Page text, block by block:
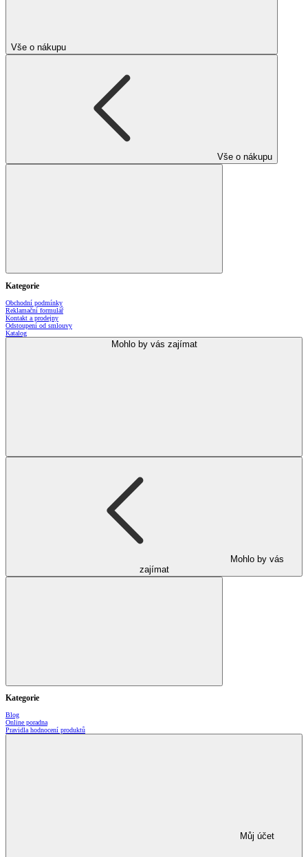
Vše o nákupu
Vše o nákupu
Kategorie
Obchodní podmínky
Reklamační formulář
Kontakt a prodejny
Odstoupení od smlouvy
Katalog
Mohlo by vás zajímat
Mohlo by vás
zajímat
Kategorie
Blog
Online poradna
Pravidla hodnocení produktů
Můj účet